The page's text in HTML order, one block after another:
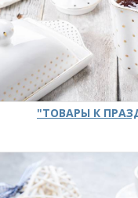
"ТОВАРЫ К